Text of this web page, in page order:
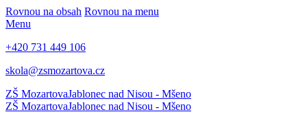
Rovnou na obsah Rovnou na menu
Menu
+420 731 449 106
skola@zsmozartova.cz
ZŠ MozartovaJablonec nad Nisou - Mšeno
ZŠ MozartovaJablonec nad Nisou - Mšeno